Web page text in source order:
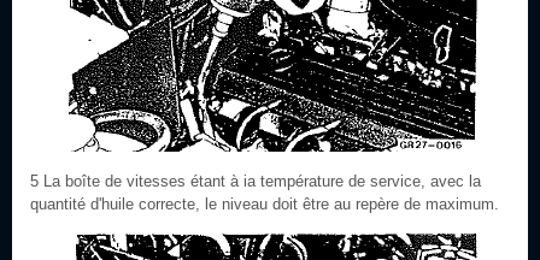
5 La boîte de vitesses étant à ia température de service, avec la
quantité d'huile correcte, le niveau doit être au repère de maximum.